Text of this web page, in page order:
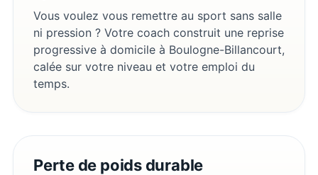
Vous voulez vous remettre au sport sans salle
ni pression ? Votre coach construit une reprise
progressive à domicile à Boulogne-Billancourt,
calée sur votre niveau et votre emploi du
temps.
Perte de poids durable